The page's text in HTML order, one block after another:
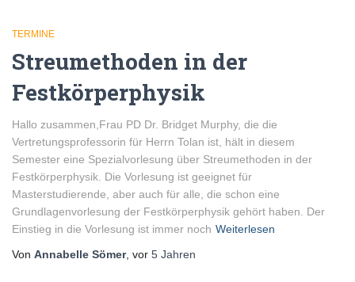
TERMINE
Streumethoden in der
Festkörperphysik
Hallo zusammen,Frau PD Dr. Bridget Murphy, die die
Vertretungsprofessorin für Herrn Tolan ist, hält in diesem
Semester eine Spezialvorlesung über Streumethoden in der
Festkörperphysik. Die Vorlesung ist geeignet für
Masterstudierende, aber auch für alle, die schon eine
Grundlagenvorlesung der Festkörperphysik gehört haben. Der
Einstieg in die Vorlesung ist immer noch Weiterlesen
Von Annabelle Sömer, vor 5 Jahren